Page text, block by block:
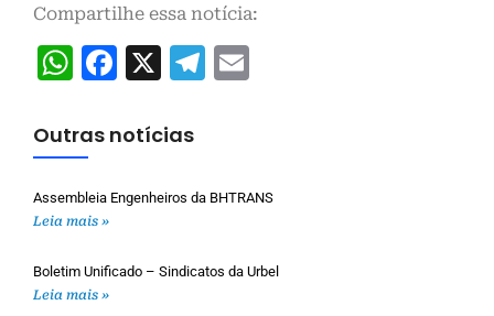
Compartilhe essa notícia:
WhatsApp
Facebook
X Telegram
Outras notícias
Assembleia Engenheiros da BHTRANS
Leia mais »
Boletim Unificado – Sindicatos da Urbel
Leia mais »